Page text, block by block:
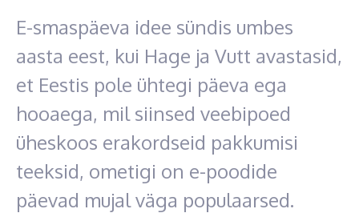
E-smaspäeva idee sündis umbes
aasta eest, kui Hage ja Vutt avastasid,
et Eestis pole ühtegi päeva ega
hooaega, mil siinsed veebipoed
üheskoos erakordseid pakkumisi
teeksid, ometigi on e-poodide
päevad mujal väga populaarsed.